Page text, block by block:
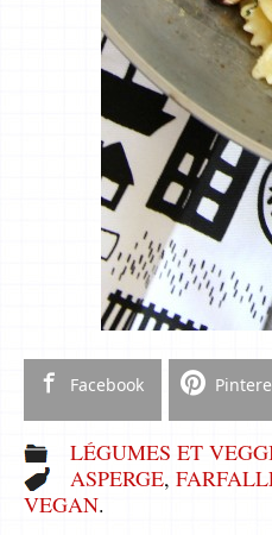
Facebook
LÉGUMES ET
ASPERGE,
VEGAN.